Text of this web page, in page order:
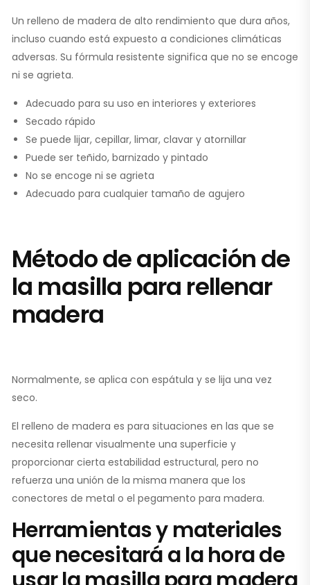
Un relleno de madera de alto rendimiento que dura años,
incluso cuando está expuesto a condiciones climáticas
adversas. Su fórmula resistente significa que no se encoge
ni se agrieta.
Adecuado para su uso en interiores y exteriores
Secado rápido
Se puede lijar, cepillar, limar, clavar y atornillar
Puede ser teñido, barnizado y pintado
No se encoge ni se agrieta
Adecuado para cualquier tamaño de agujero
Método de aplicación de
la masilla para rellenar
madera
Normalmente, se aplica con espátula y se lija una vez
seco.
El relleno de madera es para situaciones en las que se
necesita rellenar visualmente una superficie y
proporcionar cierta estabilidad estructural, pero no
refuerza una unión de la misma manera que los
conectores de metal o el pegamento para madera.
Herramientas y materiales
que necesitará a la hora de